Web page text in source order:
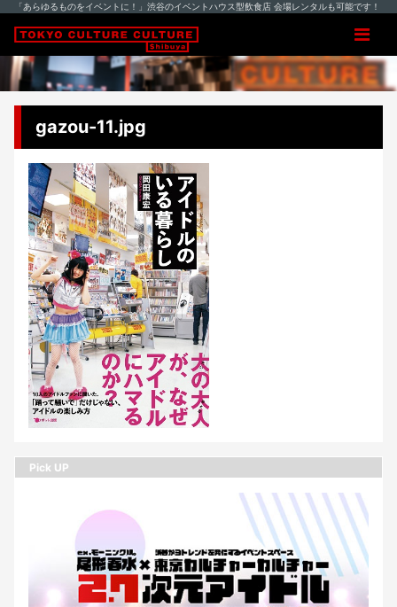
「あらゆるものをイベントに！」渋谷のイベントハウス型飲食店 会場レンタルも可能です！
gazou-11.jpg
Pick UP